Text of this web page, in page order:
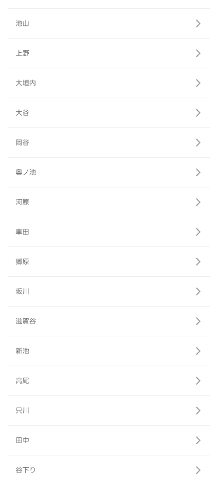
池山
上野
大垣内
大谷
岡谷
奥ノ池
河原
車田
郷原
坂川
滋賀谷
新池
高尾
只川
田中
谷下り